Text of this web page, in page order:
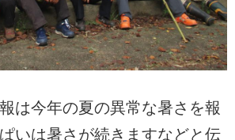
は今年の夏の異常な暑さを報
いは暑さが続きますなどと伝